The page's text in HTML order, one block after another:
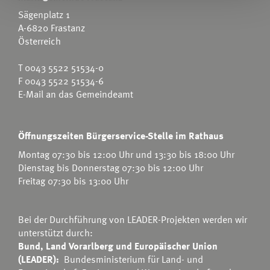
Sägenplatz 1
A-6820 Frastanz
Österreich
T0043 5522 51534-0
F 0043 5522 51534-6
E-Mail an das Gemeindeamt
Öffnungszeiten Bürgerservice-Stelle im Rathaus
Montag 07:30 bis 12:00 Uhr und 13:30 bis 18:00 Uhr
Dienstag bis Donnerstag 07:30 bis 12:00 Uhr
Freitag 07:30 bis 13:00 Uhr
Bei der Durchführung von LEADER-Projekten werden wir
unterstützt durch:
Bund, Land Vorarlberg und Europäischer Union
(LEADER): Bundesministerium für Land- und